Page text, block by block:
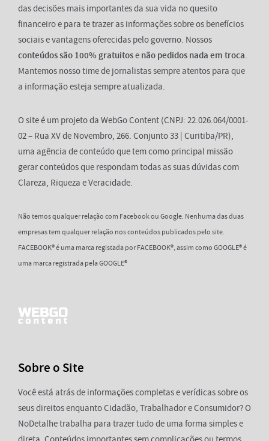
das decisões mais importantes da sua vida no quesito
financeiro e para te trazer as informações sobre os benefícios
sociais e vantagens oferecidas pelo governo. Nossos
conteúdos são 100% gratuitose não pedidos nada em troca.
Mantemos nosso time de jornalistas sempre atentos para que
a informação esteja sempre atualizada.
O site é um projeto da WebGo Content (CNPJ: 22.026.064/0001-
02 – Rua XV de Novembro, 266. Conjunto 33 | Curitiba/PR),
uma agência de conteúdo que tem como principal missão
gerar conteúdos que respondam todas as suas dúvidas com
Clareza, Riqueza e Veracidade.
Não temos qualquer relação com Facebook ou Google. Nenhuma das duas
empresas tem qualquer relação nos conteúdos publicados pelo site.
FACEBOOK® é uma marca registada por FACEBOOK®, assim como GOOGLE® é
uma marca registrada pela GOOGLE®
Sobre o Site
Você está atrás de informações completas e verídicas sobre os
seus direitos enquanto Cidadão, Trabalhador e Consumidor? O
NoDetalhe trabalha para trazer tudo de uma forma simples e